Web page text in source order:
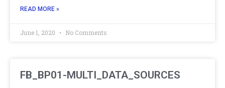
READ MORE »
June 1, 2020 No Comments
FB_BP01-MULTI_DATA_SOURCES